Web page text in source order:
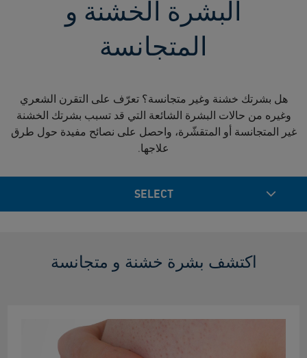
البشرة الخشنة و
المتجانسة
هل بشرتك خشنة وغير متجانسة؟ تعرّف على التقرن الشعري
وغيره من حالات البشرة الشائعة التي قد تسبب بشرتك الخشنة
غير المتجانسة أو المتقشّرة، واحصل على نصائح مفيدة حول طرق
علاجها.
SELECT
اكتشف بشرة خشنة و متجانسة​